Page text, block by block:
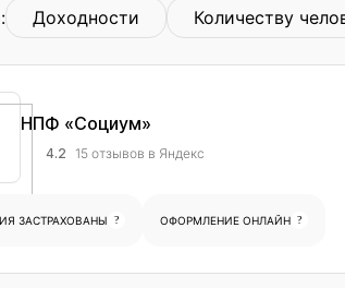
Доходности Количеству
НПФ «Социум»
4.2 15 отзывов в Яндекс
ЗАСТРАХОВАНЫ ? ОФОРМЛЕНИЕ ОНЛАЙН ?